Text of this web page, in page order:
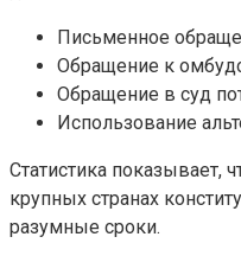
Письменное
Обращение к
Обращение в суд
Использование
Статистика показывает,
крупных странах
разумные сроки.